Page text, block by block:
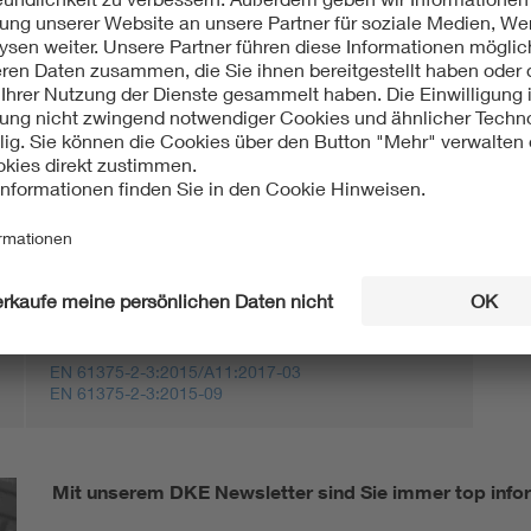
für Bahnen - Zug-Kommunikations-Netzwerk
Europäisch
EN 61375-2-3:2015/A11:2017-03
EN 61375-2-3:2015-09
Mit unserem DKE Newsletter sind Sie immer top